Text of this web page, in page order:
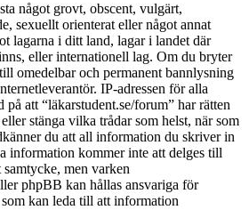
något grovt, obscent, vulgärt,
sexuellt orienterat eller något annat
lagarna i ditt land, lagar i landet där
eller internationell lag. Om du bryter
omedelbar och permanent bannlysning
IP-adressen för alla
på att “läkarstudent.se/forum” har rätten
stänga vilka trådar som helst, när som
du att all information du skriver in
information kommer inte att delges till
men varken
phpBB kan hållas ansvariga för
kan leda till att information